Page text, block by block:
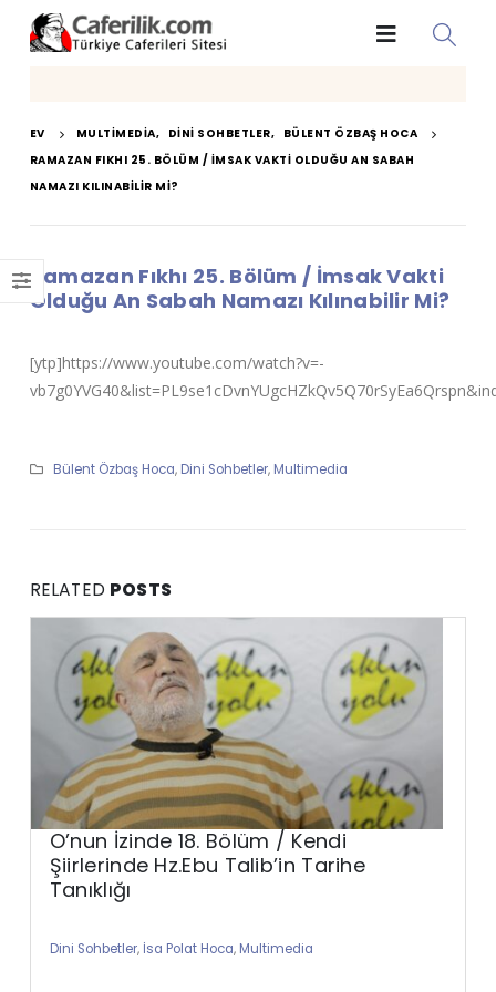
EV MULTIMEDIA, DINI SOHBETLER, BÜLENT ÖZBAŞ HOCA
RAMAZAN FIKHI 25. BÖLÜM / İMSAK VAKTI OLDUĞU AN SABAH
NAMAZI KILINABILIR MI?
Ramazan Fıkhı 25. Bölüm / İmsak Vakti
Olduğu An Sabah Namazı Kılınabilir Mi?
[ytp]https://www.youtube.com/watch?v=-
Bülent Özbaş Hoca, Dini Sohbetler, Multimedia
RELATED POSTS
O’nun İzinde 18. Bölüm / Kendi
Şiirlerinde Hz.Ebu Talib’in Tarihe
Tanıklığı
Dini Sohbetler, İsa Polat Hoca, Multimedia